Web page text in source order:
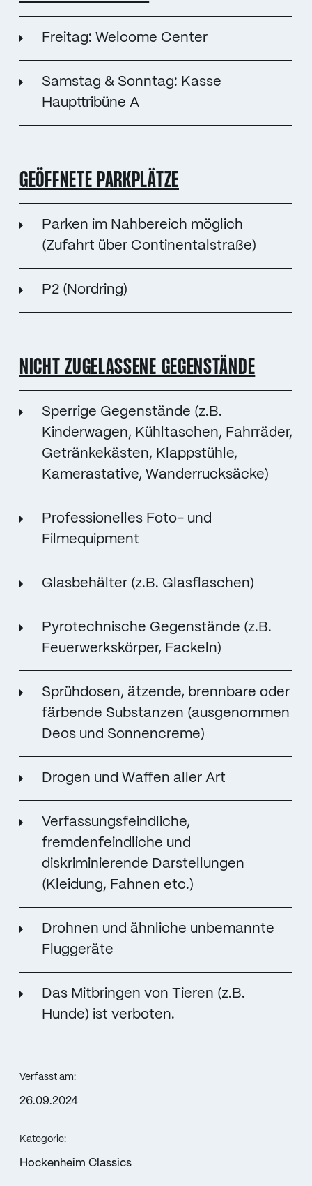
Freitag: Welcome Center
Samstag & Sonntag: Kasse
Haupttribüne A
GEÖFFNETE PARKPLÄTZE
Parken im Nahbereich möglich
(Zufahrt über Continentalstraße)
P2 (Nordring)
NICHT ZUGELASSENE GEGENSTÄNDE
Sperrige Gegenstände (z.B.
Kinderwagen, Kühltaschen, Fahrräder,
Getränkekästen, Klappstühle,
Kamerastative, Wanderrucksäcke)
Professionelles Foto- und
Filmequipment
Glasbehälter (z.B. Glasflaschen)
Pyrotechnische Gegenstände (z.B.
Feuerwerkskörper, Fackeln)
Sprühdosen, ätzende, brennbare oder
färbende Substanzen (ausgenommen
Deos und Sonnencreme)
Drogen und Waffen aller Art
Verfassungsfeindliche,
fremdenfeindliche und
diskriminierende Darstellungen
(Kleidung, Fahnen etc.)
Drohnen und ähnliche unbemannte
Fluggeräte
Das Mitbringen von Tieren (z.B.
Hunde) ist verboten.
Verfasst am:
26.09.2024
Kategorie:
Hockenheim Classics